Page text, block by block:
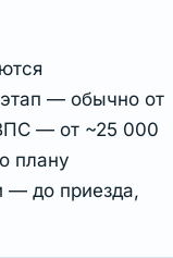
— обычно от
— от ~25 000
плану
— до приезда,